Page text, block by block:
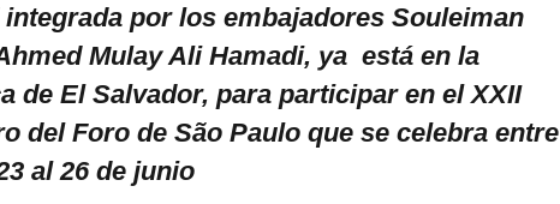
por los embajadores Souleiman
Mulay Ali Hamadi, ya está en la
de El Salvador, para participar en el XXII
del Foro de São Paulo que se celebra entre
al 26 de junio